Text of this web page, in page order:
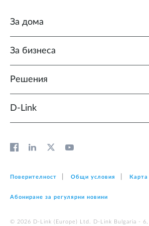
За дома
За бизнеса
Решения
D‑Link
Поверителност Общи условия Карта
Абониране за регулярни новини
© 2026 D‑Link (Europe) Ltd. D-Link Bulgaria -